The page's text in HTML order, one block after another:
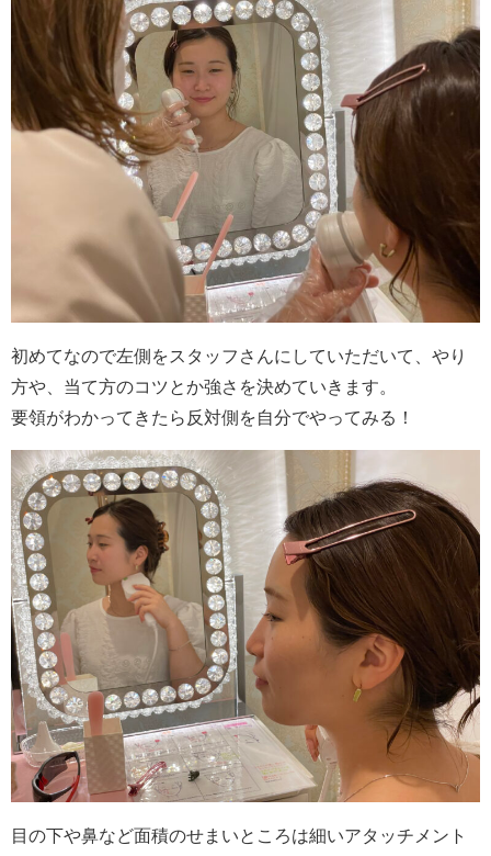
初めてなので左側をスタッフさんにしていただいて、やり
方や、当て方のコツとか強さを決めていきます。
要領がわかってきたら反対側を自分でやってみる！
目の下や鼻など面積のせまいところは細いアタッチメント